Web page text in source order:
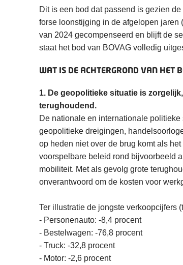
Dit is een bod dat passend is gezien
forse loonstijging in de afgelopen jaren
van 2024 gecompenseerd en blijft de
staat het bod van BOVAG volledig
WAT IS DE ACHTERGROND VAN HET
1. De geopolitieke situatie is
terughoudend.
De nationale en internationale
geopolitieke dreigingen,
op heden niet over de brug komt als
voorspelbare beleid rond bijvoorbeeld
mobiliteit. Met als gevolg grote
onverantwoord om de kosten voor
Ter illustratie de jongste verkoopcijfers
- Personenauto: -8,4 procent
- Bestelwagen: -76,8 procent
- Truck: -32,8 procent
- Motor: -2,6 procent